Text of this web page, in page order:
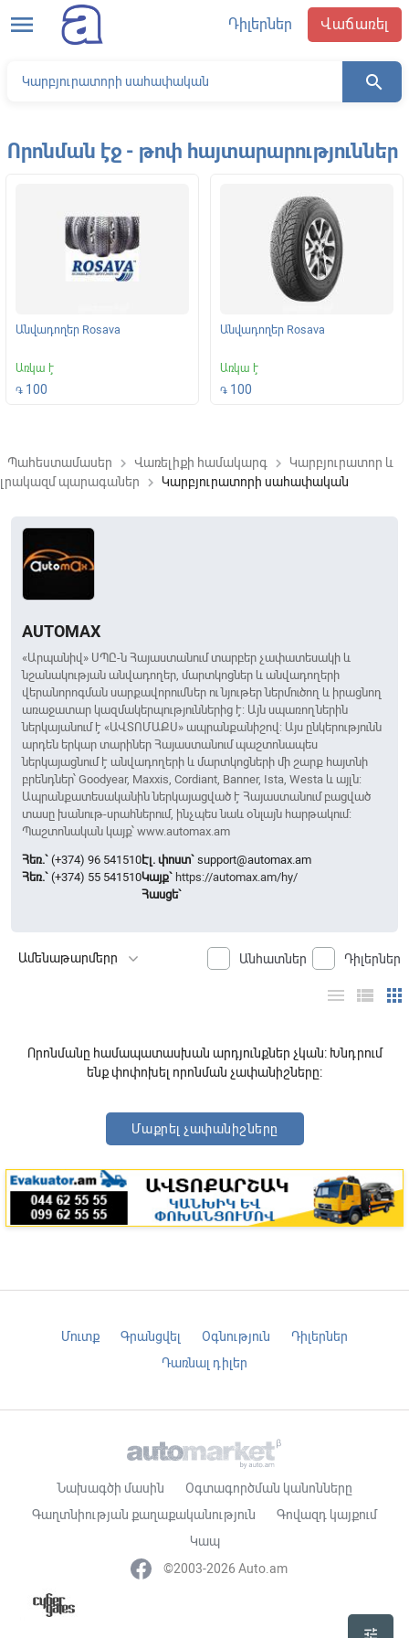
menu Դիլերներ Վաճառել
search
Որոնման էջ - թոփ հայտարարություններ
Անվադողեր Rosava
Առկա է
֏ 100
Անվադողեր Rosava
Առկա է
֏ 100
Պահեստամասեր keyboard_arrow_right Վառելիքի համակարգ keyboard_arrow_right
Կարբյուրատոր և
լրակազմ պարագաներ
keyboard_arrow_right Կարբյուրատորի սահափական

AUTOMAX
«Արպանիվ» ՍՊԸ-ն Հայաստանում տարբեր չափատեսակի և
նշանակության անվադողեր, մարտկոցներ և անվադողերի
վերանորոգման սարքավորումներ ու նյութեր ներմուծող և իրացնող
առաջատար կազմակերպություններից է: Այն սպառողներին
ներկայանում է «ԱՎՏՈՄԱՔՍ» ապրանքանիշով: Այս ընկերությունն
արդեն երկար տարիներ Հայաստանում պաշտոնապես
ներկայացնում է անվադողերի և մարտկոցների մի շարք հայտնի
բրենդներ՝ Goodyear, Maxxis, Cordiant, Banner, Ista, Westa և այլն:
Ապրանքատեսականին ներկայացված է Հայաստանում բացված
տասը խանութ-սրահներում, ինչպես նաև օնլայն հարթակում:
Պաշտոնական կայք՝ www.automax.am
Հեռ.` (+374) 96 541510
Հեռ.` (+374) 55 541510
Էլ. փոստ` support@automax.am
Կայք` https://automax.am/hy/
Հասցե`
Անհատներ Դիլերներ
apps
view_list
menu
Որոնմանը համապատասխան արդյունքներ չկան: Խնդրում
ենք փոփոխել որոնման չափանիշները:
Մաքրել չափանիշները
Մուտք Գրանցվել Օգնություն
Դիլերներ
Դառնալ դիլեր
Նախագծի մասին
Օգտագործման կանոնները
Գաղտնիության քաղաքականություն
Գովազդ կայքում
Կապ
©2003-2026 Auto.am